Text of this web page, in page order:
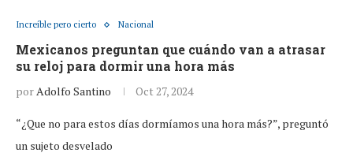
Increíble pero cierto Nacional
Mexicanos preguntan que cuándo van a atrasar
su reloj para dormir una hora más
porAdolfo Santino Oct 27, 2024
“¿Que no para estos días dormíamos una hora más?”, preguntó
un sujeto desvelado